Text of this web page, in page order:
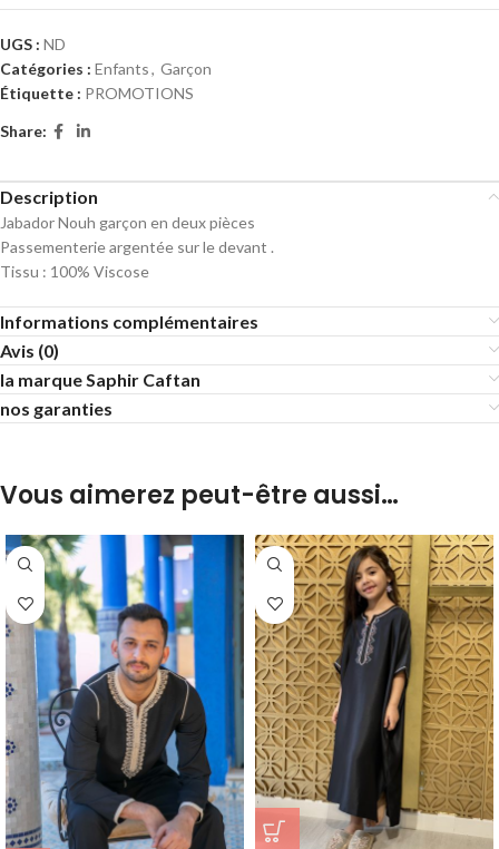
UGS : ND
Catégories : Enfants, Garçon
Étiquette : PROMOTIONS
Share:
Description
Jabador Nouh garçon en deux pièces
Passementerie argentée sur le devant .
Tissu : 100% Viscose
Informations complémentaires
Avis (0)
la marque Saphir Caftan
nos garanties
Vous aimerez peut-être aussi…